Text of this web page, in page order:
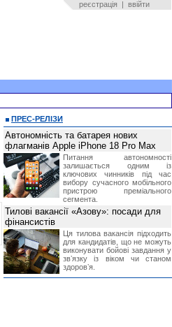
реєстрація | ввійти
ПРЕС-РЕЛІЗИ
Автономність та батарея нових
флагманів Apple iPhone 18 Pro Max
Питання автономності
залишається одним із
ключових чинників під час
вибору сучасного мобільного
пристрою преміального
сегмента.
Тилові вакансії «Азову»: посади для
фінансистів
Ця тилова вакансія підходить
для кандидатів, що не можуть
виконувати бойові завдання у
звʼязку із віком чи станом
здоровʼя.